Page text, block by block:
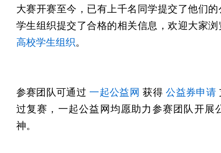
大赛开赛至今，已有上千名同学提交了他们
学生组织提交了合格的相关信息，欢迎大家浏
高校学生组织。
参赛团队可通过 一起公益网 获得公益券申请
过复赛，一起公益网均愿助力参赛团队开展
神。